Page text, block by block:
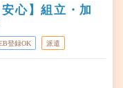
心】組立・加
登録OK 派遣